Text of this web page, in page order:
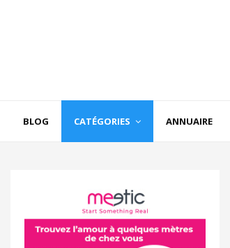
BLOG CATÉGORIES ANNUAIRE